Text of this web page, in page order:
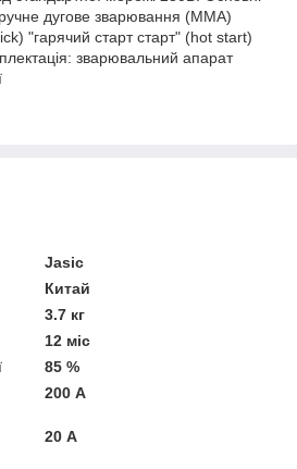
дугове зварювання (MMA)
"гарячий старт старт" (hot start)
зварювальний апарат
Jasic
Китай
3.7 кг
12 міс
85 %
200 А
20 А